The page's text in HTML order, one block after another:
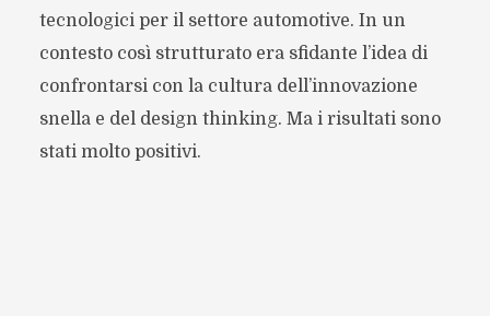
tecnologici per il settore automotive. In un
contesto così strutturato era sfidante l’idea di
confrontarsi con la cultura dell’innovazione
snella e del design thinking. Ma i risultati sono
stati molto positivi.